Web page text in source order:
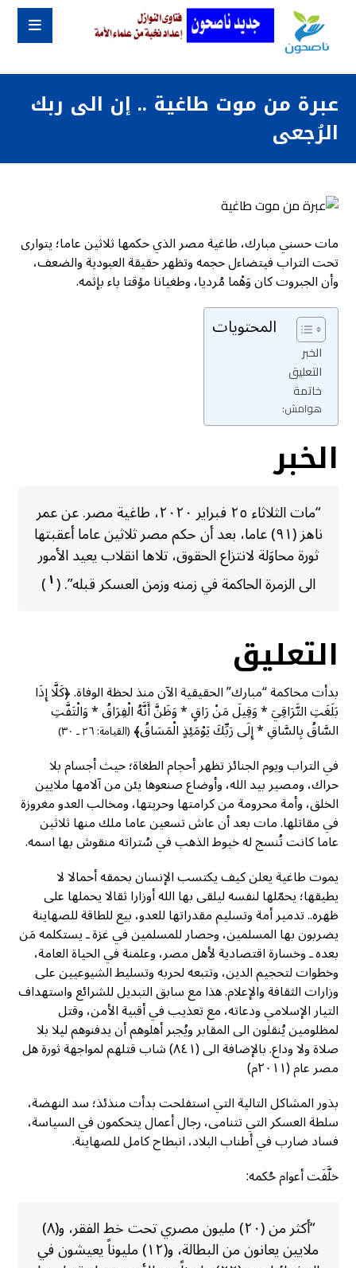
عبرة من موت طاغية .. إن الى ربك
الرُجعى
مات حسني مبارك، طاغية مصر الذي حكمها ثلاثين عاما؛ يتوارى
تحت التراب فيتضاءل حجمه وتظهر حقيقة العبودية والضعف،
وأن الجبروت كان وَهْما مُرديا، وطغيانا مؤقتا باء بإثمه.
المحتويات
الخبر
التعليق
خاتمة
هوامش:
الخبر
“مات الثلاثاء ٢٥ فبراير ٢٠٢٠، طاغية مصر. عن عمر
ناهز (٩١) عاما، بعد أن حكم مصر ثلاثين عاما أعقبتها
ثورة محاوَلة لانتزاع الحقوق، تلاها انقلاب يعيد الأمور
الى الزمرة الحاكمة في زمنه وزمن العسكر قبله”. (١)
التعليق
بدأت محاكمة “مبارك” الحقيقية الآن منذ لحظة الوفاة. ﴿كَلَّا إِذَا
بَلَغَتِ التَّرَاقِيَ * وَقِيلَ مَنْ رَاقٍ * وَظَنَّ أَنَّهُ الْفِرَاقُ * وَالْتَفَّتِ
السَّاقُ بِالسَّاقِ * إِلَى رَبِّكَ يَوْمَئِذٍ الْمَسَاقُ﴾(القيامة: ٢٦ ـ ٣٠)
في التراب ويوم الجنائز تظهر أحجام الطغاة؛ حيث أجسام بلا
حراك، ومصير بيد الله، وأوضاع صنعوها يئن من آلامها ملايين
الخلق، وأمة محرومة من كرامتها وحريتها، ومخالب العدو مغروزة
في مقاتلها. مات بعد أن عاش تسعين عاما ملك منها ثلاثين
عاما كانت تُنسج له خيوط الذهب في سُتراته منقوش بها اسمه.
يموت طاغية يعلن كيف يكتسب الإنسان بحمقه أحمالا لا
يطيقها؛ يحمّلها لنفسه ليلقى بها الله أوزارا ثقالا يحملها على
ظهره.. تدمير أمة وتسليم مقدراتها للعدو، بيع للطاقة للصهاينة
يضربون بها المسلمين، وحصار للمسلمين في غزة ـ يستكلمه مَن
بعده ـ وخسارة اقتصادية لأهل مصر، وعلمنة في الحياة العامة،
وخطوات لتحجيم الدين، وتتبعه لحربه وتسليط الشيوعيين على
وزارات الثقافة والإعلام. هذا مع سابق التبديل للشرائع واستهداف
التيار الإسلامي ودعاته، مع تعذيب في أقبية الأمن، وقتل
لمظلومين يُنقلون الى المقابر ويُجبر أهلوهم أن يدفنوهم ليلا بلا
صلاة ولا وداع. بالإضافة الى (٨٤١) شاب قتلهم لمواجهة ثورة هل
مصر عام (٢٠١١م)
بذور المشاكل التالية التي استفلحت بدأت منذئذ؛ سد النهضة،
سلطة العسكر التي تتنامى، رجال أعمال يتحكمون في السياسة،
فساد ضارب في أطناب البلاد، انبطاح كامل للصهاينة.
خلَّفَت أعوام حُكمه:
“أكثر من (٢٠) مليون مصري تحت خط الفقر، و(٨)
ملايين يعانون من البطالة، و(١٢) مليوناً يعيشون في